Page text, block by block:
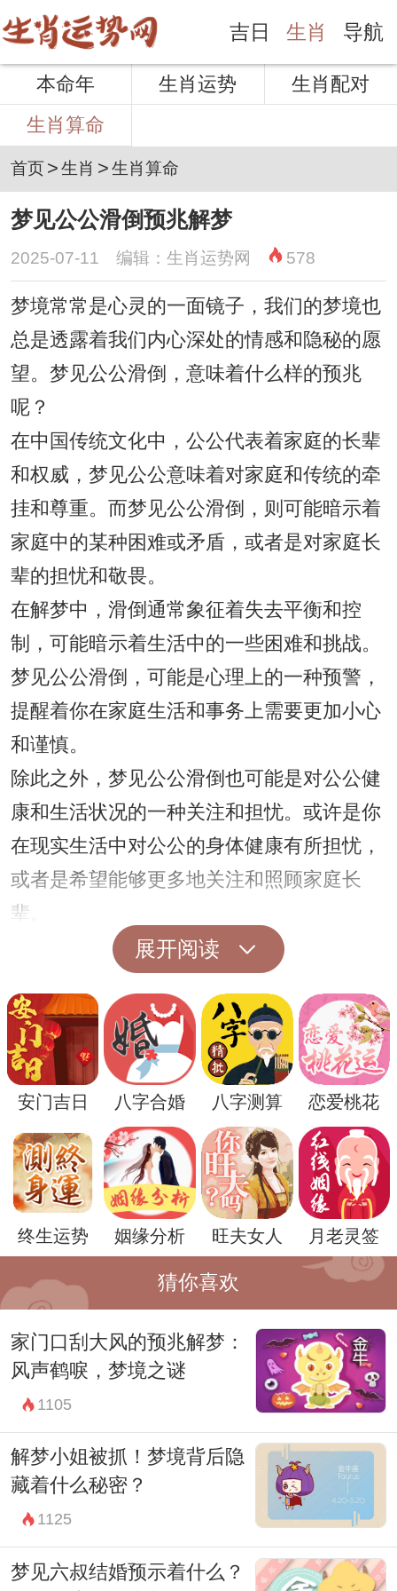
吉日 生肖 导航
本命年 生肖运势
生肖配对
生肖算命
首页>生肖 >生肖算命
梦见公公滑倒预兆解梦
2025-07-11 编辑：生肖运势网 578
梦境常常是心灵的一面镜子，我们的梦境也
总是透露着我们内心深处的情感和隐秘的愿
望。梦见公公滑倒，意味着什么样的预兆
呢？
在中国传统文化中，公公代表着家庭的长辈
和权威，梦见公公意味着对家庭和传统的牵
挂和尊重。而梦见公公滑倒，则可能暗示着
家庭中的某种困难或矛盾，或者是对家庭长
辈的担忧和敬畏。
在解梦中，滑倒通常象征着失去平衡和控
制，可能暗示着生活中的一些困难和挑战。
梦见公公滑倒，可能是心理上的一种预警，
提醒着你在家庭生活和事务上需要更加小心
和谨慎。
除此之外，梦见公公滑倒也可能是对公公健
康和生活状况的一种关注和担忧。或许是你
在现实生活中对公公的身体健康有所担忧，
或者是希望能够更多地关注和照顾家庭长
辈。
而在另一方面，梦见公公滑倒也可能是对公
公权威的一种挑战和怀疑。或许在现实生活
中，你对家庭和长辈的传统观念有所怀疑和
反抗，希望能够打破常规，追求自己的理想
和生活方式。
总体来说，梦见公公滑倒是一个复杂而多面
的梦境，需要结合个人的实际情况和心理状
态进行分析和解读。不同的人在梦见这样的
情景时，可能会有不同的体会和理解。
最重要的是，梦境只是心灵的一面镜子，它
并不是现实生活的预言者。无论梦见什么样
的情景，都要以积极的心态面对，并结合实
展开阅读
安门吉日 八字合婚 八字测算 恋爱桃花
终生运势 姻缘分析 旺夫女人 月老灵签
猜你喜欢
家门口刮大风的预兆解梦：
风声鹤唳，梦境之谜
1105
解梦小姐被抓！梦境背后隐
藏着什么秘密？
1125
梦见六叔结婚预示着什么？